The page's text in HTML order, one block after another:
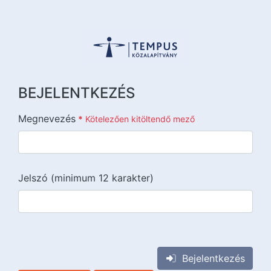
BEJELENTKEZÉS
Megnevezés * Kötelezően kitöltendő mező
Jelszó (minimum 12 karakter)
Bejelentkezés